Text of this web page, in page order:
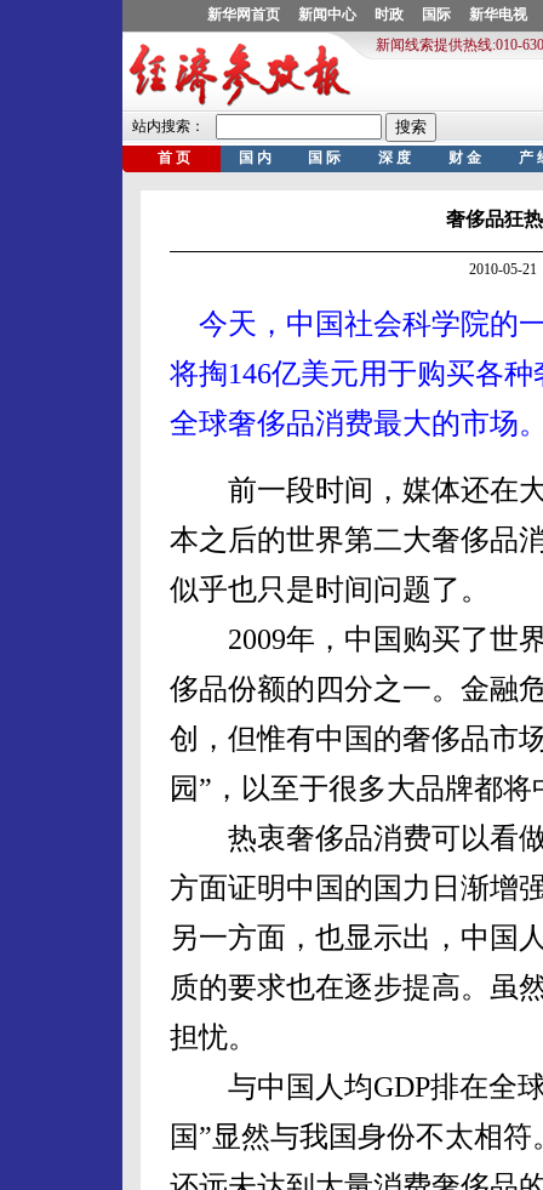
奢侈品狂
2010-05-
今天，中国社会科学院的
将掏146亿美元用于购买各
全球奢侈品消费最大的市场
前一段时间，媒体还在大
本之后的世界第二大奢侈品
似乎也只是时间问题了。
2009年，中国购买了世界
侈品份额的四分之一。金融
创，但惟有中国的奢侈品市
园”，以至于很多大品牌都
热衷奢侈品消费可以看做
方面证明中国的国力日渐增
另一方面，也显示出，中国
质的要求也在逐步提高。虽
担忧。
与中国人均GDP排在全球
国”显然与我国身份不太相